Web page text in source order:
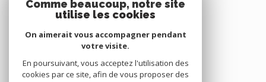
Comme beaucoup, notre site
utilise les cookies
On aimerait vous accompagner pendant
votre visite.
En poursuivant, vous acceptez l'utilisation des
cookies par ce site, afin de vous proposer des